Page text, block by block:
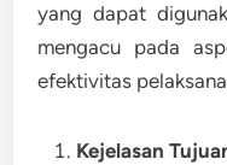
yang dapat
mengacu pada
efektivitas
Kejelasan